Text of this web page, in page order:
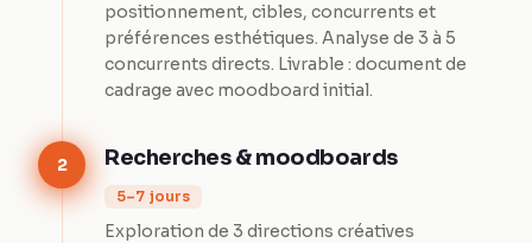
positionnement, cibles, concurrents et
préférences esthétiques. Analyse de 3 à 5
concurrents directs. Livrable : document de
cadrage avec moodboard initial.
2 Recherches & moodboards
5–7 jours
Exploration de 3 directions créatives